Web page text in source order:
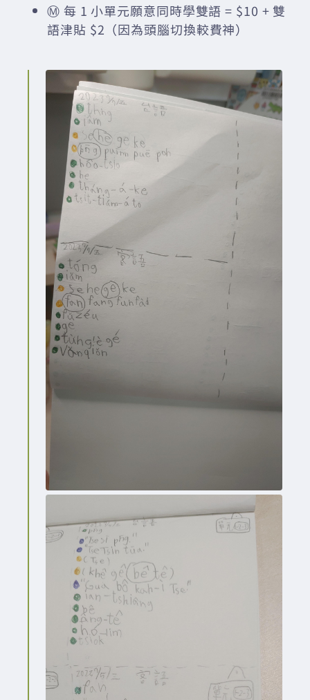
Ⓜ️ 每 1 小單元願意同時學雙語 = $10 + 雙
語津貼 $2（因為頭腦切換較費神）